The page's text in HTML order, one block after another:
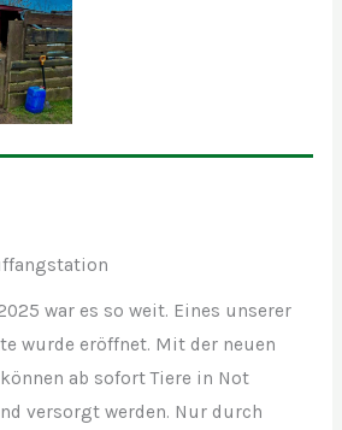
war es so weit. Eines unserer
wurde eröffnet. Mit der neuen
ab sofort Tiere in Not
versorgt werden. Nur durch